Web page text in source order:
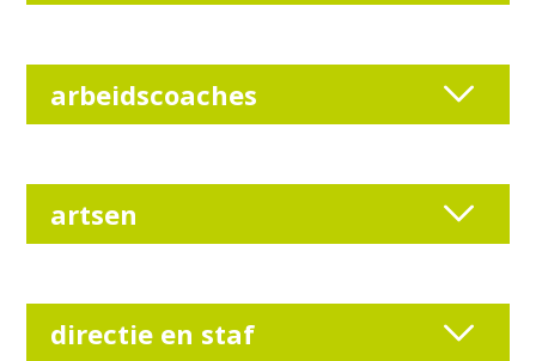
arbeidscoaches
artsen
directie en staf